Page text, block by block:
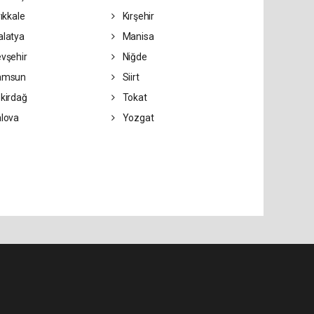
Kırşehir
Manisa
Niğde
Siirt
Tokat
Yozgat